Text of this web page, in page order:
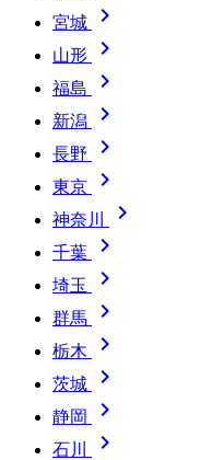
宮城 
山形 
福島 
新潟 
長野 
東京 
神奈川 
千葉 
埼玉 
群馬 
栃木 
茨城 
静岡 
石川 